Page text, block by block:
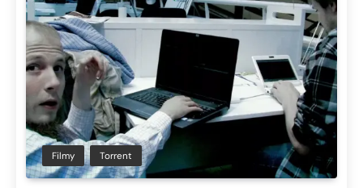
Filmy Torrent